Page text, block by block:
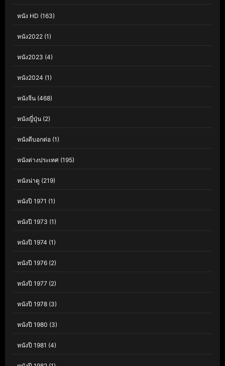
หนัง HD (163)
หนัง2022 (1)
หนัง2023 (4)
หนัง2024 (1)
หนังจีน (468)
หนังญี่ปุ่น (2)
หนังดีบอกต่อ (1)
หนังต่างประเทศ (195)
หนังน่าดู (219)
หนังปี 1971 (1)
หนังปี 1973 (1)
หนังปี 1974 (1)
หนังปี 1976 (2)
หนังปี 1977 (2)
หนังปี 1978 (3)
หนังปี 1980 (3)
หนังปี 1981 (4)